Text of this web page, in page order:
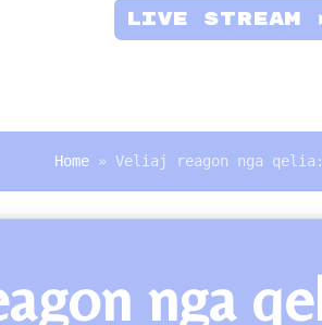
Live Stream
Home » Veliaj reagon nga
nga